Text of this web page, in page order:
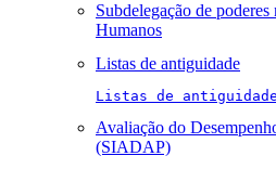
Subdelegação de
Humanos
Listas de antiguidade
Listas de
Avaliação do
(SIADAP)